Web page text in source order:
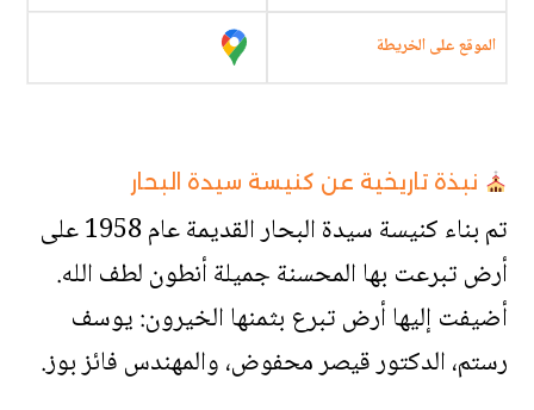
الموقع على الخريطة
نبذة تاريخية عن كنيسة سيدة البحار
تم بناء كنيسة سيدة البحار القديمة عام 1958 على
أرض تبرعت بها المحسنة جميلة أنطون لطف الله.
أضيفت إليها أرض تبرع بثمنها الخيرون: يوسف
رستم، الدكتور قيصر محفوض، والمهندس فائز بوز.